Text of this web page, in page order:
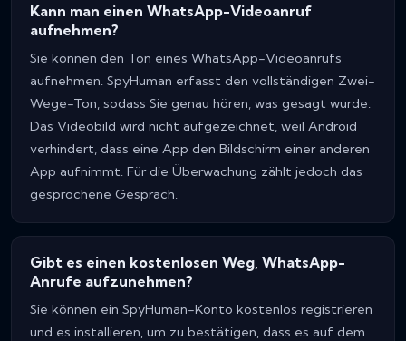
Kann man einen WhatsApp-Videoanruf
aufnehmen?
Sie können den Ton eines WhatsApp-Videoanrufs
aufnehmen. SpyHuman erfasst den vollständigen Zwei-
Wege-Ton, sodass Sie genau hören, was gesagt wurde.
Das Videobild wird nicht aufgezeichnet, weil Android
verhindert, dass eine App den Bildschirm einer anderen
App aufnimmt. Für die Überwachung zählt jedoch das
gesprochene Gespräch.
Gibt es einen kostenlosen Weg, WhatsApp-
Anrufe aufzunehmen?
Sie können ein SpyHuman-Konto kostenlos registrieren
und es installieren, um zu bestätigen, dass es auf dem